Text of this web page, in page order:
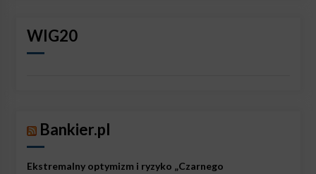
WIG20
Bankier.pl
Ekstremalny optymizm i ryzyko „Czarnego